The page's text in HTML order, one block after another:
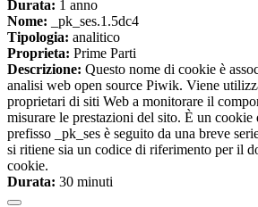
Durata: 1 anno
Nome: _pk_ses.1.5dc4
Tipologia: analitico
Proprieta: Prime Parti
Descrizione: Questo nome di cookie è
analisi web open source Piwik. Viene
proprietari di siti Web a monitorare il
misurare le prestazioni del sito. È un
prefisso _pk_ses è seguito da una breve
si ritiene sia un codice di riferimento per il
cookie.
Durata: 30 minuti